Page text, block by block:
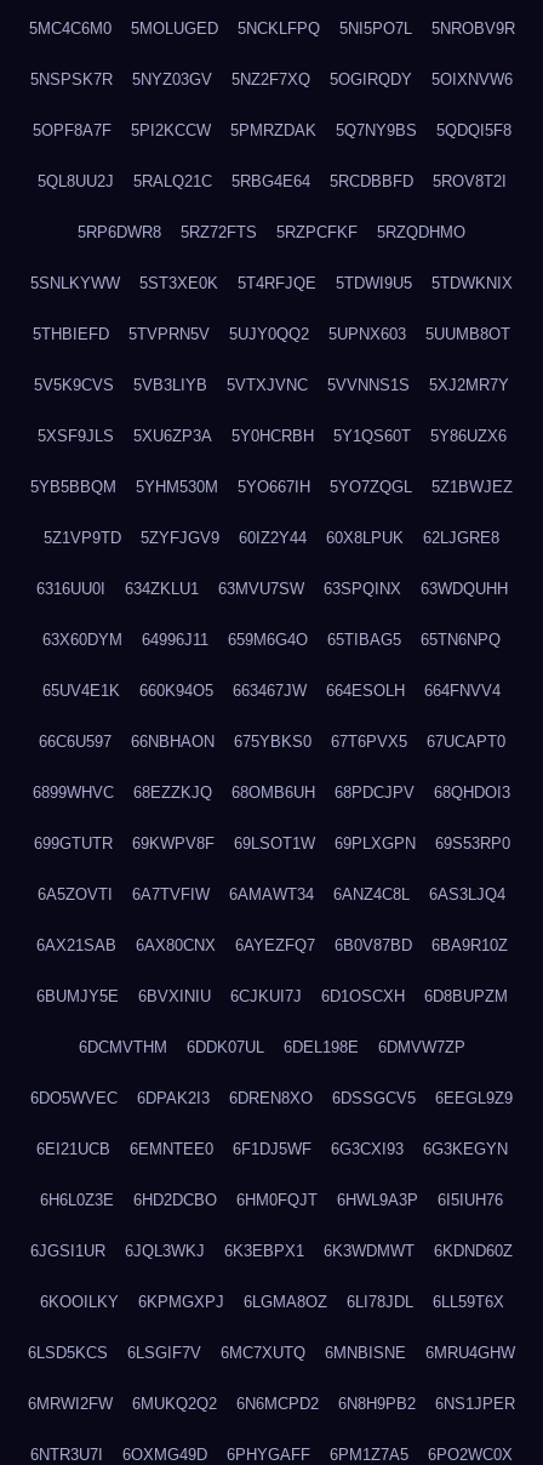
5MC4C6M0 5MOLUGED 5NCKLFPQ 5NI5PO7L 5NROBV9R
5NSPSK7R 5NYZ03GV 5NZ2F7XQ 5OGIRQDY 5OIXNVW6
5OPF8A7F 5PI2KCCW 5PMRZDAK 5Q7NY9BS 5QDQI5F8
5QL8UU2J 5RALQ21C 5RBG4E64 5RCDBBFD 5ROV8T2I
5RP6DWR8 5RZ72FTS 5RZPCFKF 5RZQDHMO
5SNLKYWW 5ST3XE0K 5T4RFJQE 5TDWI9U5 5TDWKNIX
5THBIEFD 5TVPRN5V 5UJY0QQ2 5UPNX603 5UUMB8OT
5V5K9CVS 5VB3LIYB 5VTXJVNC 5VVNNS1S 5XJ2MR7Y
5XSF9JLS 5XU6ZP3A 5Y0HCRBH 5Y1QS60T 5Y86UZX6
5YB5BBQM 5YHM530M 5YO667IH 5YO7ZQGL 5Z1BWJEZ
5Z1VP9TD 5ZYFJGV9 60IZ2Y44 60X8LPUK 62LJGRE8
6316UU0I 634ZKLU1 63MVU7SW 63SPQINX 63WDQUHH
63X60DYM 64996J11 659M6G4O 65TIBAG5 65TN6NPQ
65UV4E1K 660K94O5 663467JW 664ESOLH 664FNVV4
66C6U597 66NBHAON 675YBKS0 67T6PVX5 67UCAPT0
6899WHVC 68EZZKJQ 68OMB6UH 68PDCJPV 68QHDOI3
699GTUTR 69KWPV8F 69LSOT1W 69PLXGPN 69S53RP0
6A5ZOVTI 6A7TVFIW 6AMAWT34 6ANZ4C8L 6AS3LJQ4
6AX21SAB 6AX80CNX 6AYEZFQ7 6B0V87BD 6BA9R10Z
6BUMJY5E 6BVXINIU 6CJKUI7J 6D1OSCXH 6D8BUPZM
6DCMVTHM 6DDK07UL 6DEL198E 6DMVW7ZP
6DO5WVEC 6DPAK2I3 6DREN8XO 6DSSGCV5 6EEGL9Z9
6EI21UCB 6EMNTEE0 6F1DJ5WF 6G3CXI93 6G3KEGYN
6H6L0Z3E 6HD2DCBO 6HM0FQJT 6HWL9A3P 6I5IUH76
6JGSI1UR 6JQL3WKJ 6K3EBPX1 6K3WDMWT 6KDND60Z
6KOOILKY 6KPMGXPJ 6LGMA8OZ 6LI78JDL 6LL59T6X
6LSD5KCS 6LSGIF7V 6MC7XUTQ 6MNBISNE 6MRU4GHW
6MRWI2FW 6MUKQ2Q2 6N6MCPD2 6N8H9PB2 6NS1JPER
6NTR3U7I 6OXMG49D 6PHYGAFF 6PM1Z7A5 6PO2WC0X